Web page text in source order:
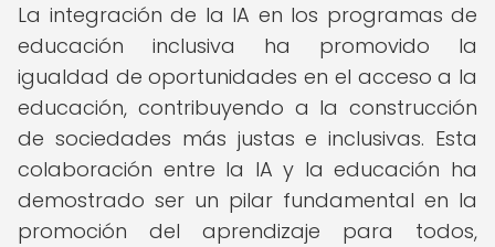
La integración de la IA en los programas de
educación inclusiva ha promovido la
igualdad de oportunidades en el acceso a la
educación, contribuyendo a la construcción
de sociedades más justas e inclusivas. Esta
colaboración entre la IA y la educación ha
demostrado ser un pilar fundamental en la
promoción del aprendizaje para todos,